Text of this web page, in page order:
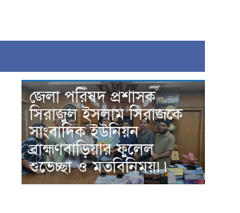
জেলা পরিষদ প্রশাসক
সিরাজুল ইসলাম সিরাজকে
সাংবাদিক ইউনিয়ন
ব্রাহ্মণবাড়িয়ার ফুলেল
শুভেচ্ছা ও মতবিনিময়৷৷